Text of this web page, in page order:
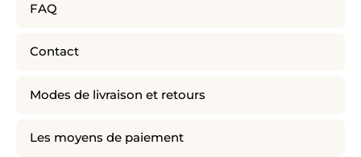
FAQ
Contact
Modes de livraison et retours
Les moyens de paiement